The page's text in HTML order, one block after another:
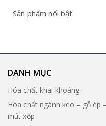
Sản phẩm nổi bật
DANH MỤC
Hóa chất khai khoáng
Hóa chất ngành keo – gỗ ép –
mút xốp